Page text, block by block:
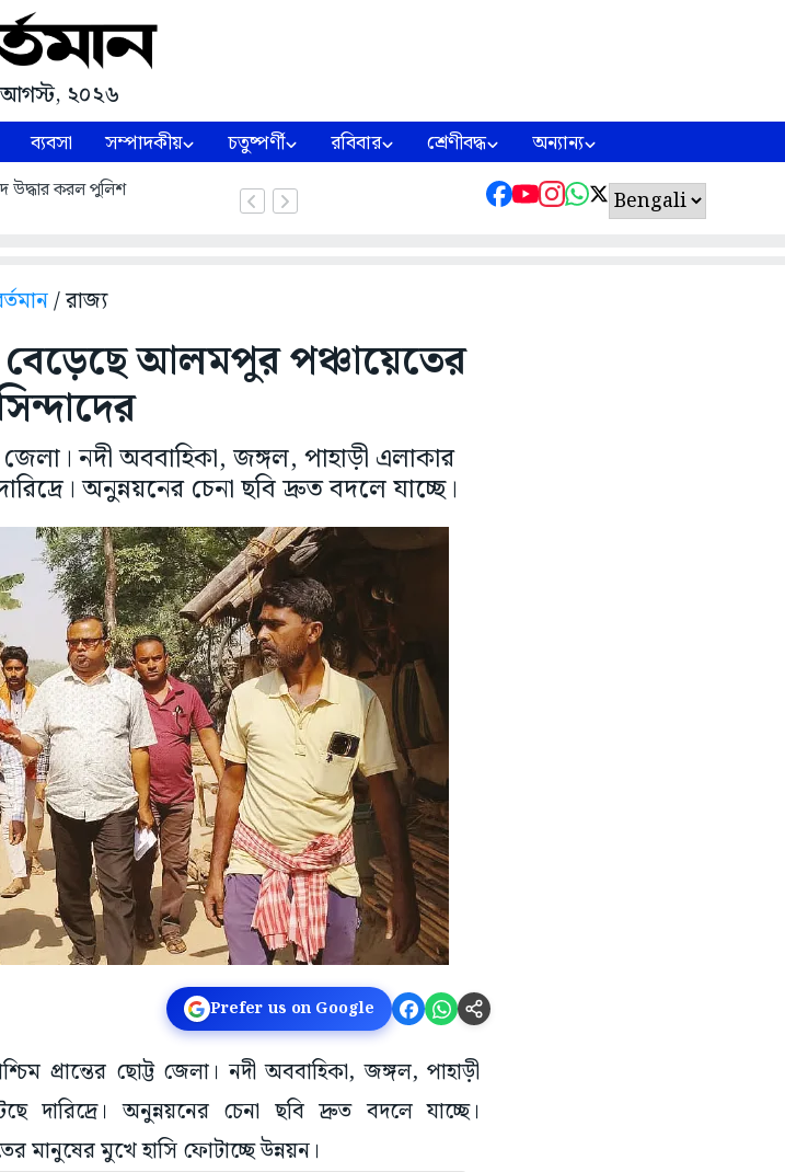
২০২৬
ব্যবসা সম্পাদকীয় চতুষ্পর্ণী রবিবার শ্রেণীবদ্ধ অন্যান্য
উদ্ধার করল পুলিশ
/ রাজ্য
বেড়েছে আলমপুর পঞ্চায়েতের
জেলা। নদী অববাহিকা, জঙ্গল, পাহাড়ী এলাকার
অনুন্নয়নের চেনা ছবি দ্রুত বদলে যাচ্ছে।
Prefer us on Google
প্রান্তের ছোট্ট জেলা। নদী অববাহিকা, জঙ্গল, পাহাড়ী
দারিদ্রে। অনুন্নয়নের চেনা ছবি দ্রুত বদলে যাচ্ছে।
মানুষের মুখে হাসি ফোটাচ্ছে উন্নয়ন।